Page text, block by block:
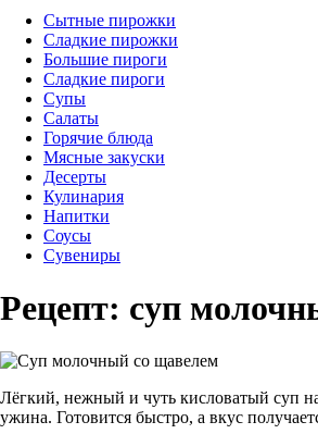
Сытные пирожки
Сладкие пирожки
Большие пироги
Сладкие пироги
Супы
Салаты
Горячие блюда
Мясные закуски
Десерты
Кулинария
Напитки
Соусы
Сувениры
Рецепт: суп
Лёгкий, нежный и чуть кисловатый суп
ужина. Готовится быстро, а вкус